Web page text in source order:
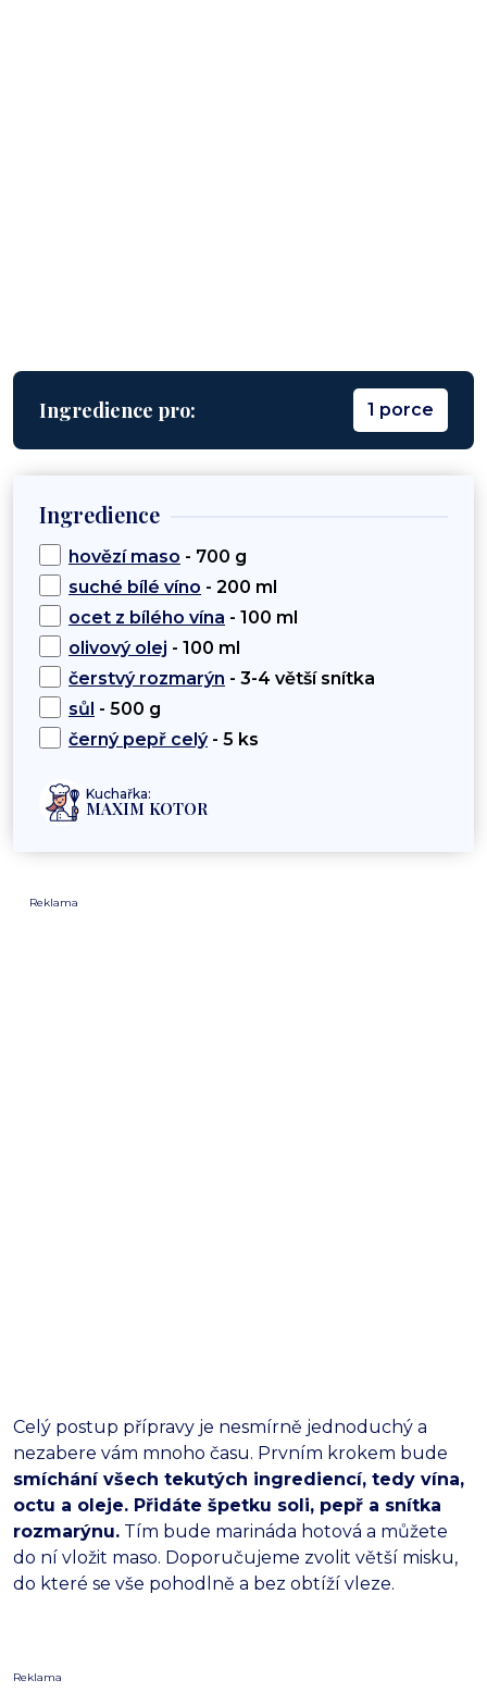
Ingredience pro: 1 porce
Ingredience
hovězí maso - 700 g
suché bílé víno - 200 ml
ocet z bílého vína - 100 ml
olivový olej - 100 ml
čerstvý rozmarýn - 3-4 větší snítka
sůl - 500 g
černý pepř celý- 5 ks
Kuchařka:
MAXIM KOTOR
Reklama
Celý postup přípravy je nesmírně jednoduchý a
nezabere vám mnoho času. Prvním krokem bude
smíchání všech tekutých ingrediencí, tedy vína,
octu a oleje. Přidáte špetku soli, pepř a snítka
rozmarýnu. Tím bude marináda hotová a můžete
do ní vložit maso. Doporučujeme zvolit větší misku,
do které se vše pohodlně a bez obtíží vleze.
Reklama